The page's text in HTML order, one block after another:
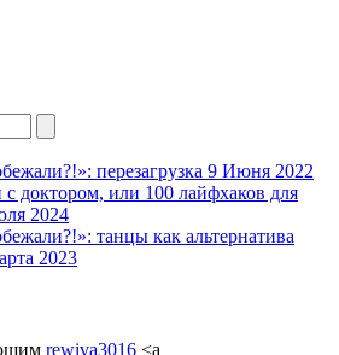
перезагрузка 9 Июня 2022
доктором, или 100 лайфхаков для
2024
танцы как альтернатива
2023
rewiva3016 <a